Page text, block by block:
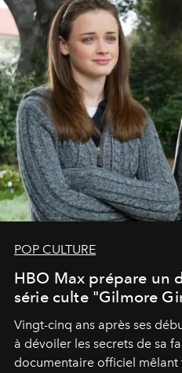
POP CULTURE
HBO Max prépare un
série culte "Gilmore
Vingt-cinq ans après ses
à dévoiler les secrets de sa
documentaire officiel mêlant